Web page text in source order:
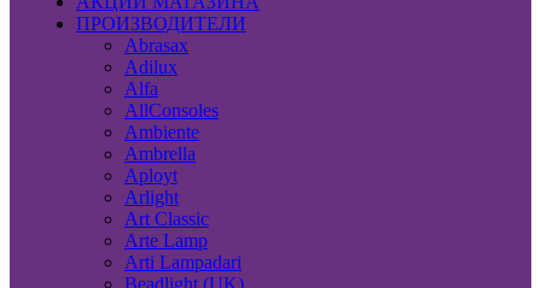
ПРОИЗВОДИТЕЛИ
Abrasax
Adilux
Alfa
AllConsoles
Ambiente
Ambrella
Aployt
Arlight
Art Classic
Arte Lamp
Arti Lampadari
Beadlight (UK)